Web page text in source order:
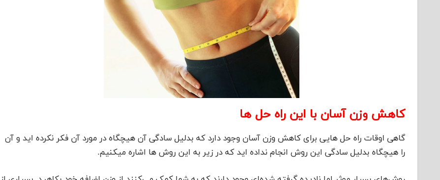
کاهش وزن آسان با این راه حل ها
گاهی اوقات راه حل هایی برای کاهش وزن آسان وجود دارد که بدلیل سادگی آن هیچگاه در مورد آن فکر نکرده اید و آن
را هیچگاه بدلیل سادگی این روش انجام نداده اید که در زیر به این روش ها اشاره میکنیم.